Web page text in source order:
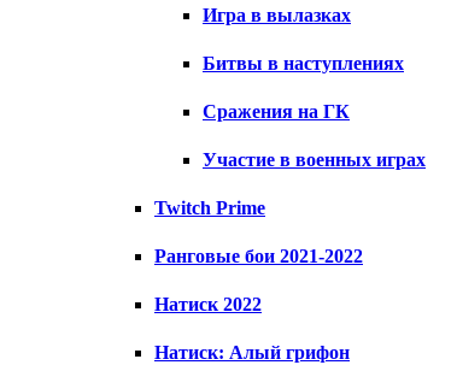
Игра в вылазках
Битвы в наступлениях
Сражения на ГК
Участие в военных играх
Twitch Prime
Ранговые бои 2021-2022
Натиск 2022
Натиск: Алый грифон